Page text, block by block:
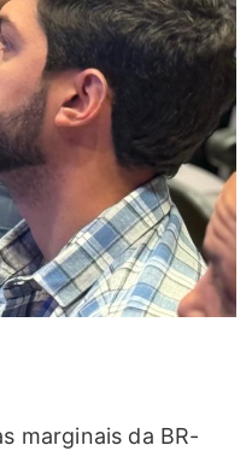
marginais da BR-